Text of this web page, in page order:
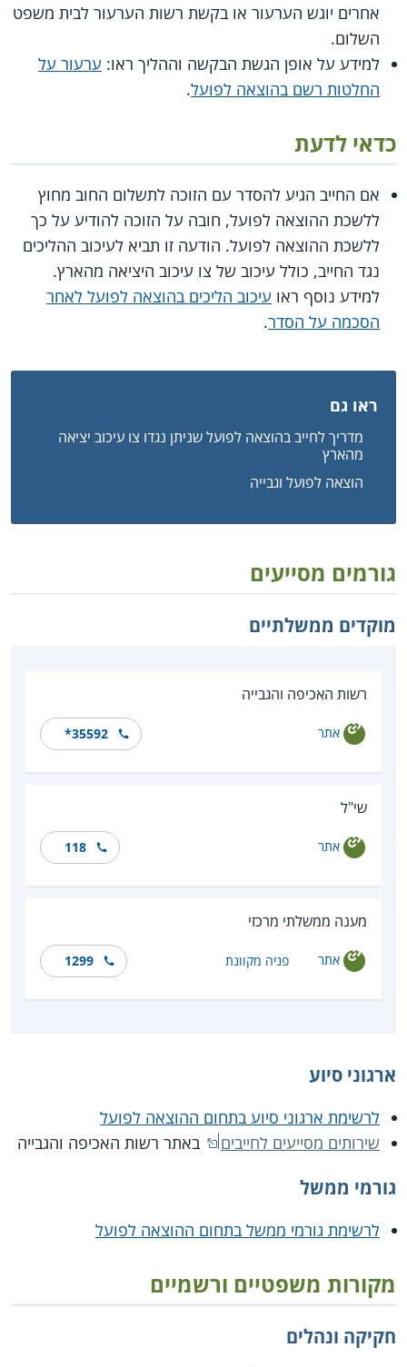
אחרים יוגש הערעור או בקשת רשות הערעור לבית משפט
השלום.
למידע על אופן הגשת הבקשה וההליך ראו: ערעור על
החלטות רשם בהוצאה לפועל.
כדאי לדעת
אם החייב הגיע להסדר עם הזוכה לתשלום החוב מחוץ
ללשכת ההוצאה לפועל, חובה על הזוכה להודיע על כך
ללשכת ההוצאה לפועל. הודעה זו תביא לעיכוב ההליכים
נגד החייב, כולל עיכוב של צו עיכוב היציאה מהארץ.
למידע נוסף ראו עיכוב הליכים בהוצאה לפועל לאחר
הסכמה על הסדר.
ראו גם
מדריך לחייב בהוצאה לפועל שניתן נגדו צו עיכוב יציאה
מהארץ
הוצאה לפועל וגבייה
גורמים מסייעים
מוקדים ממשלתיים
רשות האכיפה והגבייה
אתר *35592
שי"ל
אתר 118
מענה ממשלתי מרכזי
אתר פניה מקוונת 1299
ארגוני סיוע
לרשימת ארגוני סיוע בתחום ההוצאה לפועל
שירותים מסייעים לחייבים
באתר רשות האכיפה והגבייה
גורמי ממשל
לרשימת גורמי ממשל בתחום ההוצאה לפועל
מקורות משפטיים ורשמיים
חקיקה ונהלים